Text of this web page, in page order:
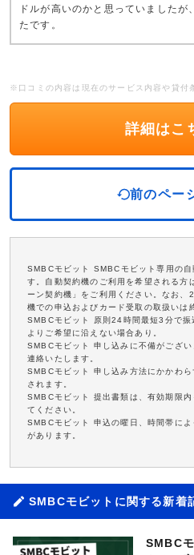
ドルが高いのかと思っていました
たです。
※口コミの内容は現在のサービス内容や貸付
詳細はこ
前のペー
SMBCモビット SMBCモビット専用の
す。自動契約機のご利用を希望される方
ーン契約機」をご利用ください。なお
機での申込およびカード受取の取扱いは
SMBCモビット 原則24時間最短3分で振
よりご希望に沿えない場合あり。
SMBCモビット 申し込みに不備がござ
連絡いたします。
SMBCモビット 申し込み方法にかかわ
されます。
SMBCモビット 提出書類は、有効期限内
てください。
SMBCモビット 申込の曜日、時間帯に
があります。
SMBCモビットに関する新着
SMBC